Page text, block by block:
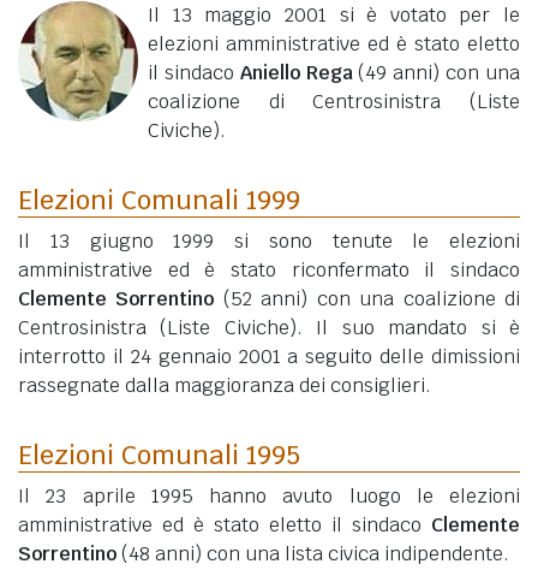
Il 13 maggio 2001 si è votato per le
elezioni amministrative ed è stato eletto
il sindaco Aniello Rega (49 anni) con una
coalizione di Centrosinistra (Liste
Civiche).
Elezioni Comunali 1999
Il 13 giugno 1999 si sono tenute le elezioni
amministrative ed è stato riconfermato il sindaco
Clemente Sorrentino (52 anni) con una coalizione di
Centrosinistra (Liste Civiche). Il suo mandato si è
interrotto il 24 gennaio 2001 a seguito delle dimissioni
rassegnate dalla maggioranza dei consiglieri.
Elezioni Comunali 1995
Il 23 aprile 1995 hanno avuto luogo le elezioni
amministrative ed è stato eletto il sindaco Clemente
Sorrentino(48 anni) con una lista civica indipendente.